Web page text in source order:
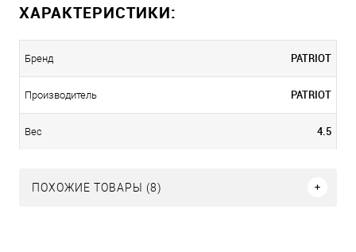
ХАРАКТЕРИСТИКИ:
Бренд PATRIOT
Производитель PATRIOT
Вес 4.5
ПОХОЖИЕ ТОВАРЫ (8)